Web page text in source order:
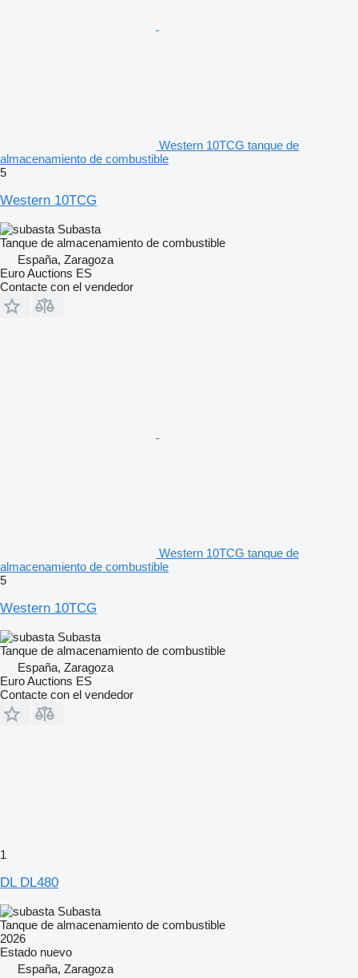
Western 10TCG tanque de
almacenamiento de combustible
5
Western 10TCG
Subasta
Tanque de almacenamiento de combustible
España, Zaragoza
Euro Auctions ES
Contacte con el vendedor
Western 10TCG tanque de
almacenamiento de combustible
5
Western 10TCG
Subasta
Tanque de almacenamiento de combustible
España, Zaragoza
Euro Auctions ES
Contacte con el vendedor
1
DL DL480
Subasta
Tanque de almacenamiento de combustible
2026
Estado nuevo
España, Zaragoza